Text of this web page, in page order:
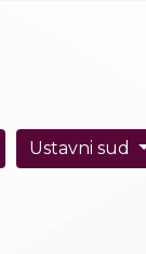
Ustavni sud